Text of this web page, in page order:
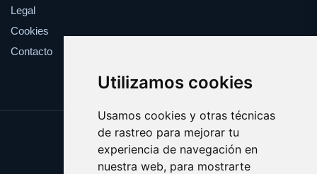
Utilizamos cookies
Usamos cookies y otras técnicas
de rastreo para mejorar tu
experiencia de navegación en
nuestra web, para mostrarte
Legal
Cookies
Contacto
Update cookies preferences
Copyright © 2025 victima.es